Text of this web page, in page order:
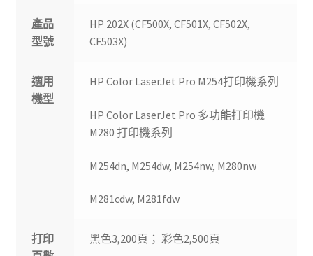
產品
型號
HP 202X (CF500X, CF501X, CF502X,
CF503X)
適用
機型
HP Color LaserJet Pro M254打印機系列
HP Color LaserJet Pro 多功能打印機
M280 打印機系列
M254dn, M254dw, M254nw, M280nw
M281cdw, M281fdw
打印
黑色3,200頁； 彩色2,500頁